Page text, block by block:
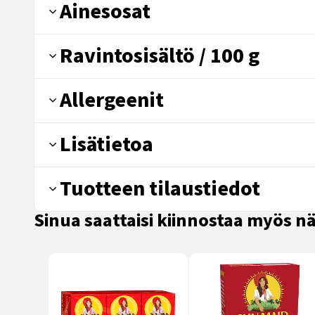
Ainesosat
Ravintosisältö / 100 g
Allergeenit
Lisätietoa
Tuotteen tilaustiedot
Sinua saattaisi kiinnostaa myös